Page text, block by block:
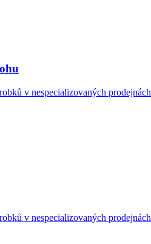
v nespecializovaných prodejnách
v nespecializovaných prodejnách